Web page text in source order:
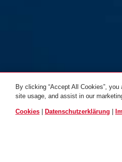
By clicking “Accept All Cookies”,
site usage, and assist in our
Cookies Datenschutzerklärung